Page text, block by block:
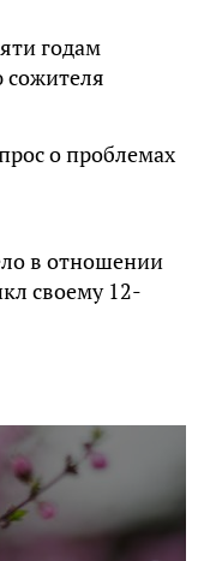
годам
о проблемах
в отношении
своему 12-